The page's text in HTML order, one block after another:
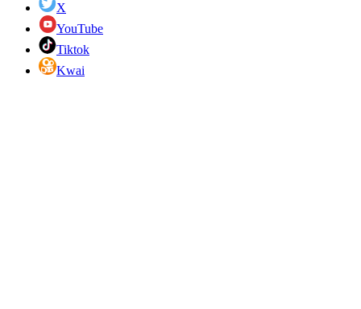
X
YouTube
Tiktok
Kwai